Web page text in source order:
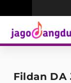
Fildan DA